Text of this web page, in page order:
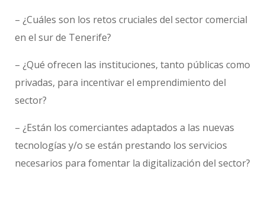
– ¿Cuáles son los retos cruciales del sector comercial
en el sur de Tenerife?
– ¿Qué ofrecen las instituciones, tanto públicas como
privadas, para incentivar el emprendimiento del
sector?
– ¿Están los comerciantes adaptados a las nuevas
tecnologías y/o se están prestando los servicios
necesarios para fomentar la digitalización del sector?